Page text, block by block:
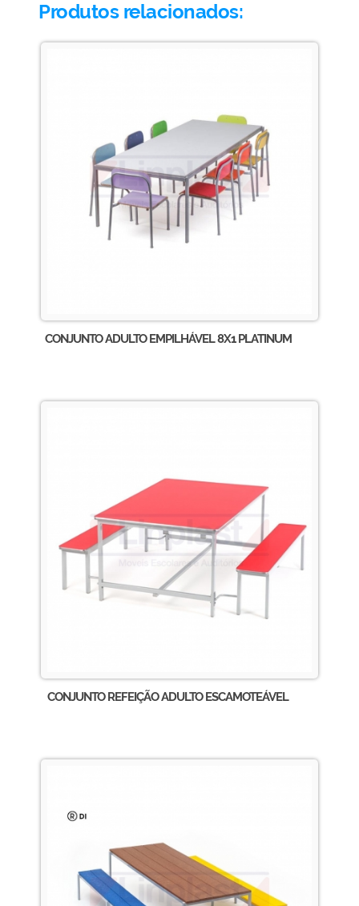
Produtos relacionados:
CONJUNTO ADULTO EMPILHÁVEL 8X1 PLATINUM
CONJUNTO REFEIÇÃO ADULTO ESCAMOTEÁVEL